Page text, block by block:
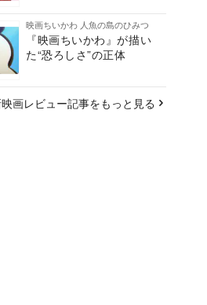
映画ちいかわ 人魚の島のひみつ
『映画ちいかわ』が描い
た“恐ろしさ”の正体
画レビュー記事をもっと見る